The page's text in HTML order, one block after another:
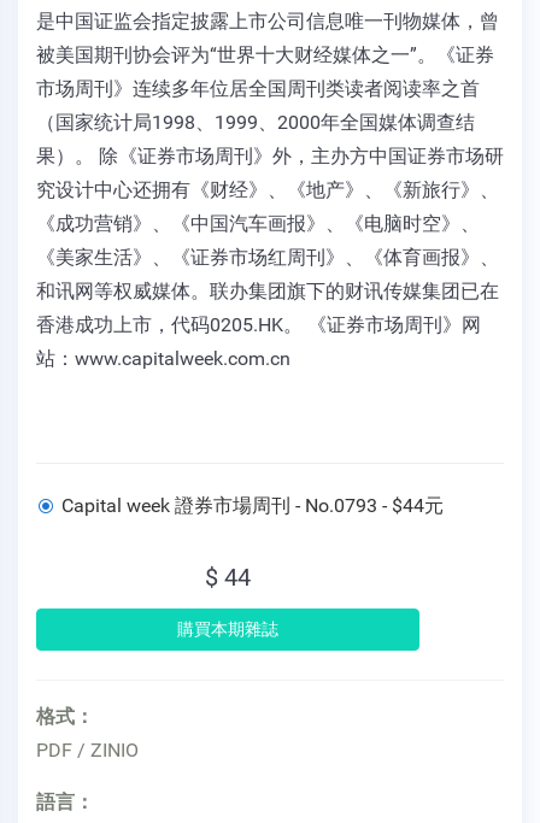
是中国证监会指定披露上市公司信息唯一刊物媒体，曾
被美国期刊协会评为“世界十大财经媒体之一”。《证券
市场周刊》连续多年位居全国周刊类读者阅读率之首
（国家统计局1998、1999、2000年全国媒体调查结
果）。 除《证券市场周刊》外，主办方中国证券市场研
究设计中心还拥有《财经》、《地产》、《新旅行》、
《成功营销》、《中国汽车画报》、《电脑时空》、
《美家生活》、《证券市场红周刊》、《体育画报》、
和讯网等权威媒体。联办集团旗下的财讯传媒集团已在
香港成功上市，代码0205.HK。 《证券市场周刊》网
站：www.capitalweek.com.cn
Capital week 證券市場周刊 - No.0793 - $44元
$ 44
格式：
PDF / ZINIO
語言：